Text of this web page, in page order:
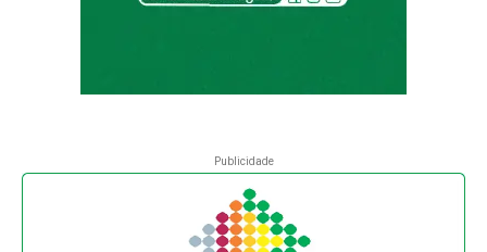
Publicidade